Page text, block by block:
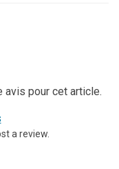
pour cet article.
a review.